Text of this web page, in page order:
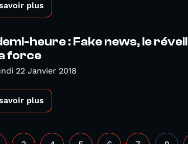
plus
heure : Fake news, le réveil
force
22 Janvier 2018
plus